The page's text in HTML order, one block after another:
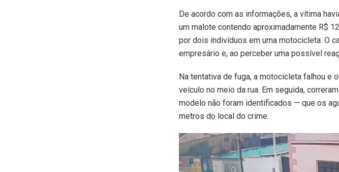
De acordo com as informações, a vítima
um malote contendo aproximadamente R$
por dois indivíduos em uma motocicleta. O
empresário e, ao perceber uma possível
Na tentativa de fuga, a motocicleta falhou e
veículo no meio da rua. Em seguida,
modelo não foram identificados — que os
metros do local do crime.